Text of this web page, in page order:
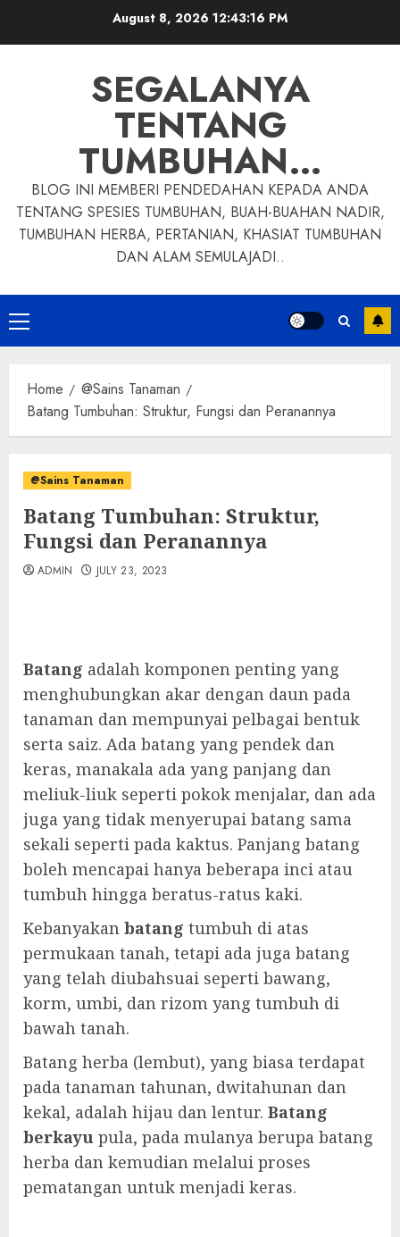
August 8, 202612:43:18 PM
SEGALANYA
TENTANG
TUMBUHAN…
BLOG INI MEMBERI PENDEDAHAN KEPADA ANDA
TENTANG SPESIES TUMBUHAN, BUAH-BUAHAN NADIR,
TUMBUHAN HERBA, PERTANIAN, KHASIAT TUMBUHAN
DAN ALAM SEMULAJADI..
Primary
Menu
Home
@Sains Tanaman
Batang Tumbuhan: Struktur, Fungsi dan Peranannya
@Sains Tanaman
Batang Tumbuhan: Struktur,
Fungsi dan Peranannya
ADMIN JULY 23, 2023
Batang adalah komponen penting yang
menghubungkan akar dengan daun pada
tanaman dan mempunyai pelbagai bentuk
serta saiz. Ada batang yang pendek dan
keras, manakala ada yang panjang dan
meliuk-liuk seperti pokok menjalar, dan ada
juga yang tidak menyerupai batang sama
sekali seperti pada kaktus. Panjang batang
boleh mencapai hanya beberapa inci atau
tumbuh hingga beratus-ratus kaki.
Kebanyakan batang tumbuh di atas
permukaan tanah, tetapi ada juga batang
yang telah diubahsuai seperti bawang,
korm, umbi, dan rizom yang tumbuh di
bawah tanah.
Batang herba (lembut), yang biasa terdapat
pada tanaman tahunan, dwitahunan dan
kekal, adalah hijau dan lentur. Batang
berkayu pula, pada mulanya berupa batang
herba dan kemudian melalui proses
pematangan untuk menjadi keras.